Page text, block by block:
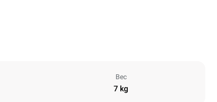
Вес
7 kg